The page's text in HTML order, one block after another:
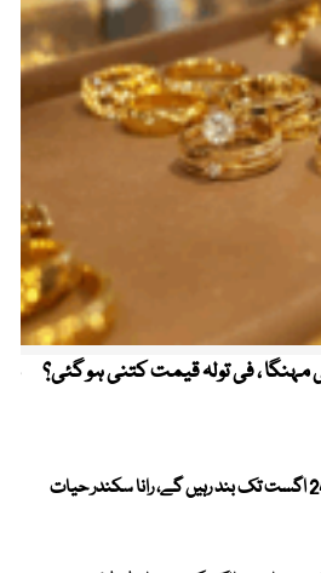
مہنگا ، فی تولہ قیمت کتنی ہو گئی؟